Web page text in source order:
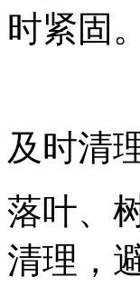
时紧固。
及时清
落叶、
清理，